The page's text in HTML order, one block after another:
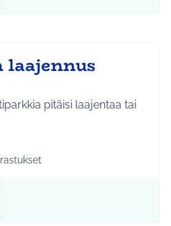
pitäisi laajentaa tai
Hyrylä
mukaan: Liikunta ja